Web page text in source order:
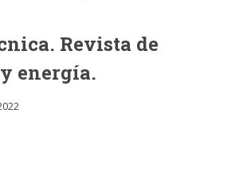
Revista de
energía.